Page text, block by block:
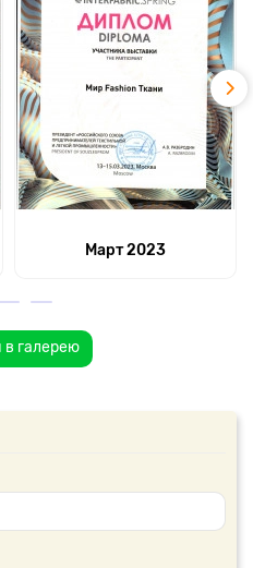
Март 2023
в галерею